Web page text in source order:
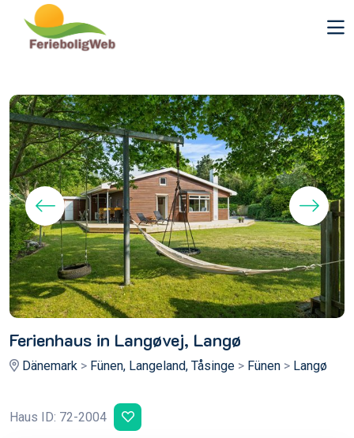
Ferienhaus in Langøvej, Langø
Dänemark > Fünen, Langeland, Tåsinge > Fünen > Langø
Haus ID: 72-2004